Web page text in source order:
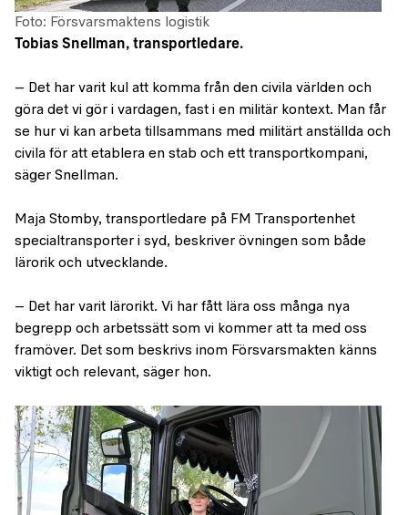
Foto: Försvarsmaktens logistik
Tobias Snellman, transportledare.
– Det har varit kul att komma från den civila världen och
göra det vi gör i vardagen, fast i en militär kontext. Man får
se hur vi kan arbeta tillsammans med militärt anställda och
civila för att etablera en stab och ett transportkompani,
säger Snellman.
Maja Stomby, transportledare på FM Transportenhet
specialtransporter i syd, beskriver övningen som både
lärorik och utvecklande.
– Det har varit lärorikt. Vi har fått lära oss många nya
begrepp och arbetssätt som vi kommer att ta med oss
framöver. Det som beskrivs inom Försvarsmakten känns
viktigt och relevant, säger hon.